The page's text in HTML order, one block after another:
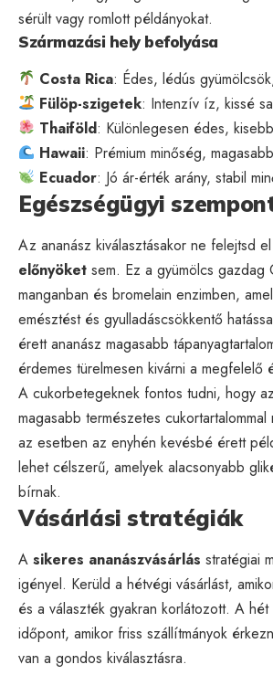
sérült vagy romlott példányokat.
Származási hely befolyása
Costa Rica: Édes, lédús
Fülöp-szigetek: Intenzív íz, kissé
Thaiföld: Különlegesen édes,
Hawaii: Prémium minőség,
Ecuador: Jó ár-érték arány, stabil
Egészségügyi
Az ananász kiválasztásakor ne felejtsd
előnyöket sem. Ez a gyümölcs gazdag
manganban és bromelain enzimben,
emésztést és gyulladáscsökkentő
érett ananász magasabb
érdemes türelmesen kivárni a megfelelő
A cukorbetegeknek fontos tudni, hogy
magasabb természetes
az esetben az enyhén kevésbé érett
lehet célszerű, amelyek alacsonyabb
bírnak.
Vásárlási stratégiák
A sikeres ananászvásárlás stratégiai
igényel. Kerüld a hétvégi vásárlást,
és a választék gyakran korlátozott. A
időpont, amikor friss szállítmányok
van a gondos kiválasztásra.